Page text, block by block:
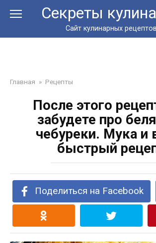
Секреты
Сайт кулинарных рецептов
Главная » Рецепты
После этого
забудете про
чебуреки. Мука и
быстрый
Поделиться на Facebook